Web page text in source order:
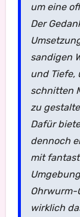
um eine
Der
sandigen
und Tiefe,
schnitten
zu
Dafür
dennoch
mit
Ohrwurm-
wirklich